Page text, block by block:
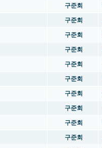
구준회
구준회
구준회
구준회
구준회
구준회
구준회
구준회
구준회
구준회